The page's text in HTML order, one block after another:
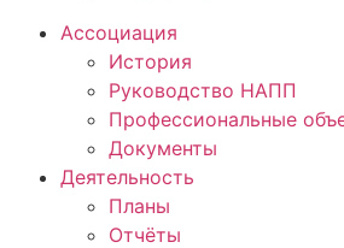
Ассоциация
История
Руководство НАПП
Профессиональные
Документы
Деятельность
Планы
Отчёты